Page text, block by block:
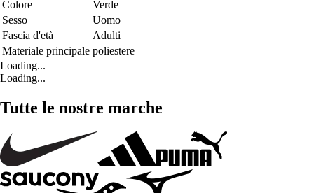
Colore
Verde
Sesso
Uomo
Fascia d'età
Adulti
Materiale principale poliestere
Loading...
Loading...
Tutte le nostre marche